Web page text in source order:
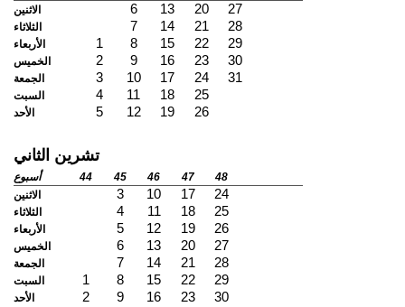
الاثنين
6 13 20 27
الثلاثاء 7 14 21 28
الأربعاء 1 8 15 22 29
الخميس 2 9 16 23 30
الجمعة 3 10 17 24 31
السبت 4 11 18 25
الأحد 5 12 19 26
تشرين الثاني
أسبوع 44 45 46 47
48
الاثنين
3 10 17 24
الثلاثاء 4 11 18 25
الأربعاء 5 12 19 26
الخميس 6 13 20 27
الجمعة 7 14 21 28
السبت 1 8 15 22 29
الأحد 2 9 16 23 30